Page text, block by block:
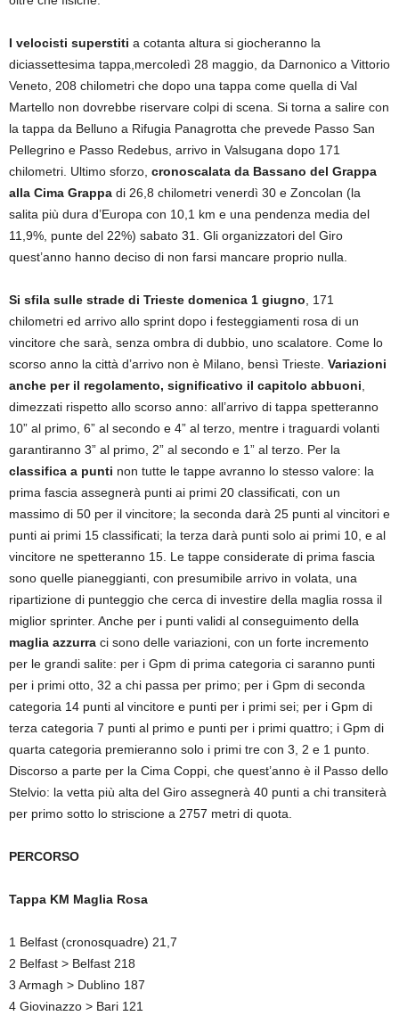
I velocisti superstiti a cotanta altura si giocheranno la
diciassettesima tappa,mercoledì 28 maggio, da Darnonico a Vittorio
Veneto, 208 chilometri che dopo una tappa come quella di Val
Martello non dovrebbe riservare colpi di scena. Si torna a salire con
la tappa da Belluno a Rifugia Panagrotta che prevede Passo San
Pellegrino e Passo Redebus, arrivo in Valsugana dopo 171
chilometri. Ultimo sforzo, cronoscalata da Bassano del Grappa
alla Cima Grappa di 26,8 chilometri venerdì 30 e Zoncolan (la
salita più dura d’Europa con 10,1 km e una pendenza media del
11,9%, punte del 22%) sabato 31. Gli organizzatori del Giro
quest’anno hanno deciso di non farsi mancare proprio nulla.
Si sfila sulle strade di Trieste domenica 1 giugno, 171
chilometri ed arrivo allo sprint dopo i festeggiamenti rosa di un
vincitore che sarà, senza ombra di dubbio, uno scalatore. Come lo
scorso anno la città d’arrivo non è Milano, bensì Trieste. Variazioni
anche per il regolamento, significativo il capitolo abbuoni,
dimezzati rispetto allo scorso anno: all’arrivo di tappa spetteranno
10” al primo, 6” al secondo e 4” al terzo, mentre i traguardi volanti
garantiranno 3” al primo, 2” al secondo e 1” al terzo. Per la
classifica a punti non tutte le tappe avranno lo stesso valore: la
prima fascia assegnerà punti ai primi 20 classificati, con un
massimo di 50 per il vincitore; la seconda darà 25 punti al vincitori e
punti ai primi 15 classificati; la terza darà punti solo ai primi 10, e al
vincitore ne spetteranno 15. Le tappe considerate di prima fascia
sono quelle pianeggianti, con presumibile arrivo in volata, una
ripartizione di punteggio che cerca di investire della maglia rossa il
miglior sprinter. Anche per i punti validi al conseguimento della
maglia azzurra ci sono delle variazioni, con un forte incremento
per le grandi salite: per i Gpm di prima categoria ci saranno punti
per i primi otto, 32 a chi passa per primo; per i Gpm di seconda
categoria 14 punti al vincitore e punti per i primi sei; per i Gpm di
terza categoria 7 punti al primo e punti per i primi quattro; i Gpm di
quarta categoria premieranno solo i primi tre con 3, 2 e 1 punto.
Discorso a parte per la Cima Coppi, che quest’anno è il Passo dello
Stelvio: la vetta più alta del Giro assegnerà 40 punti a chi transiterà
per primo sotto lo striscione a 2757 metri di quota.
PERCORSO
Tappa KM Maglia Rosa
1 Belfast (cronosquadre) 21,7
2 Belfast > Belfast 218
3 Armagh > Dublino 187
4 Giovinazzo > Bari 121